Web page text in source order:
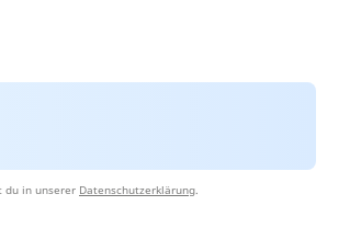
du in unserer Datenschutzerklärung.